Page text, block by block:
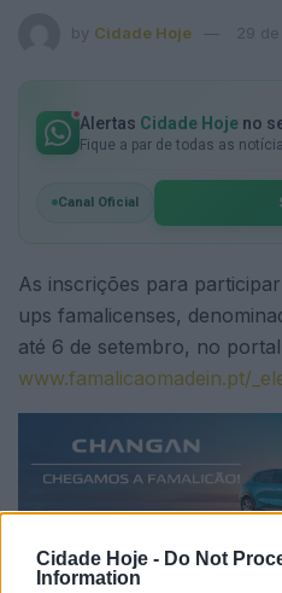
Cidade Hoje - Do Not
Information
by Cidade Hoje 29
Alertas Cidade Hoje no
Fique a par de todas as
Canal Oficial
As inscrições para
ups famalicenses,
até 6 de setembro, no portal
www.famalicaomadein.pt/